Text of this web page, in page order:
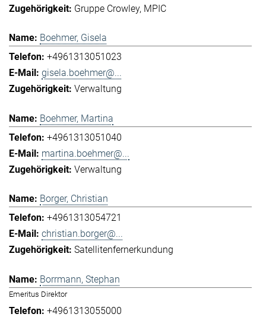
Gruppe Crowley MPIC
Boehmer, Gisela
+4961313051023
gisela.boehmer@...
Verwaltung
Boehmer, Martina
+4961313051040
martina.boehmer@...
Verwaltung
Borger, Christian
+4961313054721
christian.borger@...
Satellitenfernerkundung
Borrmann, Stephan
Emeritus Direktor
+4961313055000